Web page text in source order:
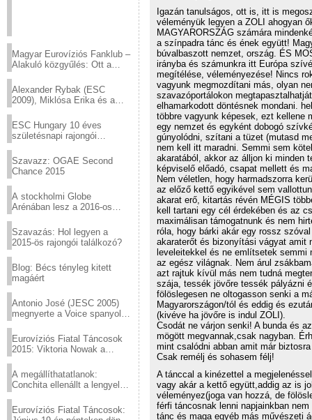
Magyar Eurovíziós Fanklub –
Alakuló közgyűlés: Ott a
Alexander Rybak (ESC
2009), Miklósa Erika és a
sztárjai a Margitszigeten
ESC Hungary 10 éves
születésnapi rajongói
Szavazz: OGAE Second
Chance 2015
A stockholmi Globe
Arénában lesz a 2016-os
Szavazás: Hol legyen a
2015-ös rajongói találkozó?
Blog: Bécs tényleg kitett
magáért
Antonio José (JESC 2005)
megnyerte a Voice spanyol
Eurovíziós Fiatal Táncosok
2015: Viktoria Nowak a
A megállíthatatlanok:
Conchita ellenállt a lengyel
Eurovíziós Fiatal Táncosok:
Igazán tanulságos, ott is, itt is
véleményük legyen a ZOLI ahogyan
MAGYARORSZÁG számára
a színpadra tánc és ének együtt!
búvalbaszott nemzet, ország. ÉS
irányba és számunkra itt Európa
megítélése, véleményezése! Nincs
vagyunk megmozdítani más, olyan
szavazóportálokon
elhamarkodott döntésnek mondani.
többre vagyunk képesek, ezt kellene
egy nemzet és egyként dobogó
gúnyolódni, szítani a tüzet (mutasd
nem kell itt maradni. Semmi sem
akaratából, akkor az álljon ki minden
képviselő előadó, csapat mellett és
Nem véletlen, hogy harmadszorra
az előző kettő egyikével sem
akarat erő, kitartás révén MÉGIS
kell tartani egy cél érdekében és az
maximálisan támogatnunk és nem
róla, hogy bárki akár egy rossz
akaraterőt és bizonyítási vágyat
leveleitekkel és ne említsetek semmi
az egész világnak. Nem árul
azt rajtuk kívül más nem tudná
szája, tessék jövőre tessék pályázni
fölöslegesen ne oltogasson senki a
Magyarországon/tól és eddig és
(kivéve ha jövőre is indul ZOLI).
Csodát ne várjon senki! A bunda és
mögött megvannak,csak nagyban.
mint csalódni abban amit már
Csak remélj és sohasem félj!
A tánccal a kinézettel a
vagy akár a kettő együtt,addig az is
véleményez(joga van hozzá, de
férfi táncosnak lenni napjainkban
tánc és maga egyéb más művészeti